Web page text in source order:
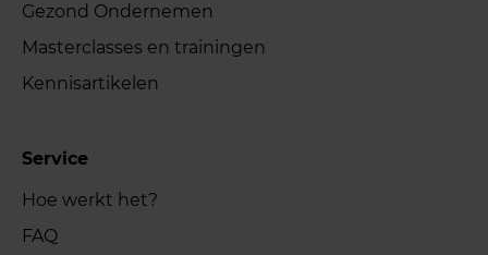
Gezond Ondernemen
Masterclasses en trainingen
Kennisartikelen
Service
Hoe werkt het?
FAQ